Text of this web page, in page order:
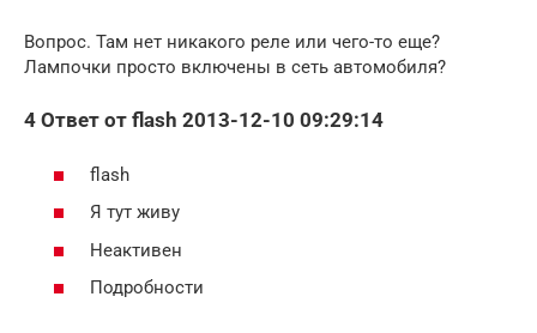
Вопрос. Там нет никакого реле или чего-то еще?
Лампочки просто включены в сеть автомобиля?
4 Ответ от flash 2013-12-10 09:29:14
flash
Я тут живу
Неактивен
Подробности